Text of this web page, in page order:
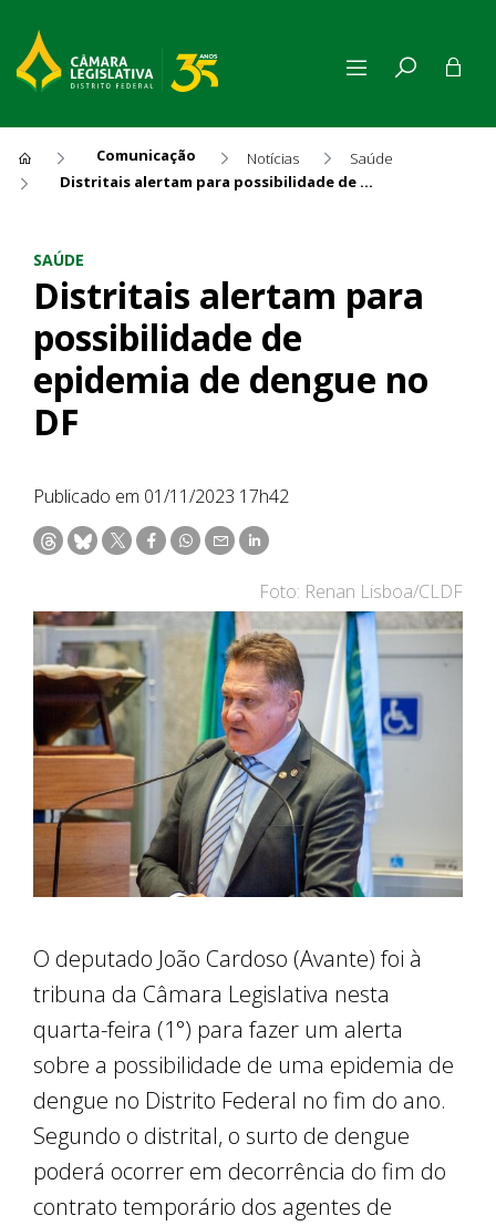
Comunicação Notícias
Saúde
Distritais alertam para possibilidade de epidemia de dengue no DF
SAÚDE
Distritais alertam para
possibilidade de
epidemia de dengue no
DF
Publicado em 01/11/2023 17h42
Foto: Renan Lisboa/CLDF
O deputado João Cardoso (Avante) foi à
tribuna da Câmara Legislativa nesta
quarta-feira (1°) para fazer um alerta
sobre a possibilidade de uma epidemia de
dengue no Distrito Federal no fim do ano.
Segundo o distrital, o surto de dengue
poderá ocorrer em decorrência do fim do
contrato temporário dos agentes de